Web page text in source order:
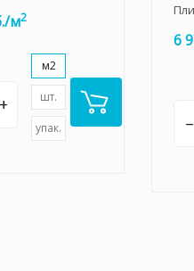
м2
+
м2
шт.
упак.
6
–